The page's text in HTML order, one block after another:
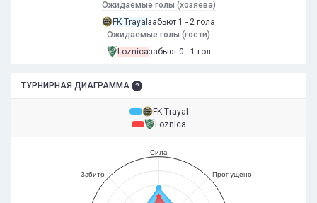
Ожидаемые голы (хозяева)
FK Trayal забьют 1 - 2 гола
Ожидаемые голы (гости)
Loznicaзабьют 0 - 1 гол
ТУРНИРНАЯ ДИАГРАММА
FK Trayal
Loznica
Сила
Пропущено
Забито